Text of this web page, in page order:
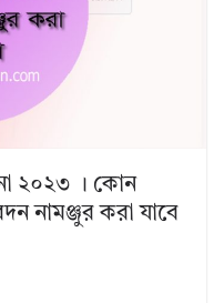
২০২৩ । কোন
নামঞ্জুর করা যাবে